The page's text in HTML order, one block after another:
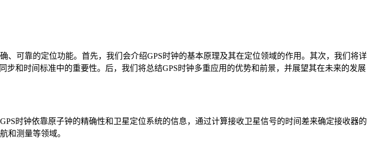
可靠的定位功能。首先，我们会介绍GPS时钟的基本原理及其在定位领域的作用。其次，我们将详
和时间标准中的重要性。后，我们将总结GPS时钟多重应用的优势和前景，并展望其在未来的发展
时钟依靠原子钟的精确性和卫星定位系统的信息，通过计算接收卫星信号的时间差来确定接收器的
和测量等领域。